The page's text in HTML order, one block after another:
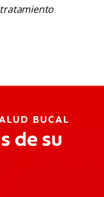
BUCAL
de su